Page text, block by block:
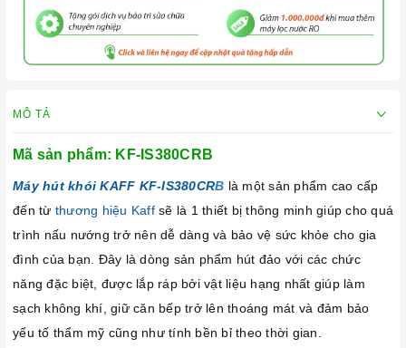
MÔ TẢ
Mã sản phẩm: KF-IS380CRB
Máy hút khói KAFF KF-IS380CRB là một sản phẩm cao cấp
đến từ thương hiệu Kaffsẽ là 1 thiết bị thông minh giúp cho quá
trình nấu nướng trở nên dễ dàng và bảo vệ sức khỏe cho gia
đình của bạn. Đây là dòng sản phẩm hút đảo với các chức
năng đặc biệt, được lắp ráp bởi vật liệu hạng nhất giúp làm
sạch không khí, giữ căn bếp trở lên thoáng mát và đảm bảo
yếu tố thẩm mỹ cũng như tính bền bỉ theo thời gian.